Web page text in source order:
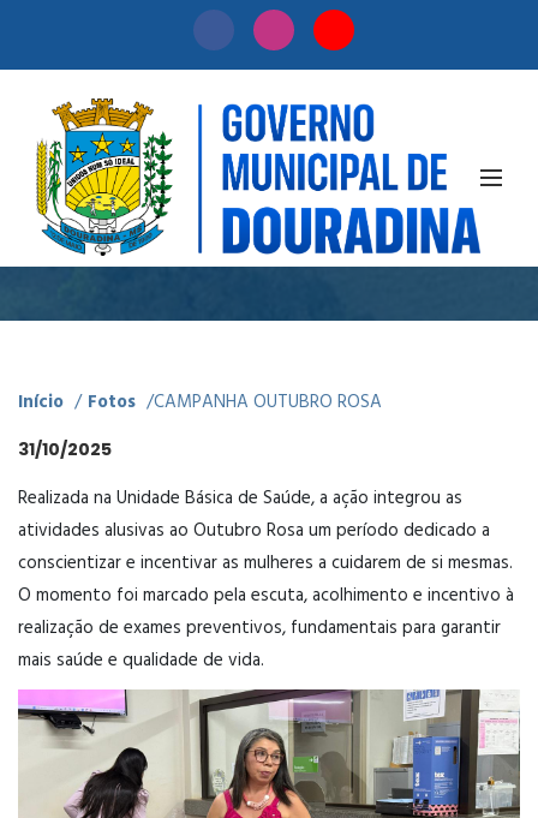
Fotos
CAMPANHA OUTUBRO ROSA
Início / Fotos /CAMPANHA OUTUBRO ROSA
31/10/2025
Realizada na Unidade Básica de Saúde, a ação integrou as
atividades alusivas ao Outubro Rosa um período dedicado a
conscientizar e incentivar as mulheres a cuidarem de si mesmas.
O momento foi marcado pela escuta, acolhimento e incentivo à
realização de exames preventivos, fundamentais para garantir
mais saúde e qualidade de vida.